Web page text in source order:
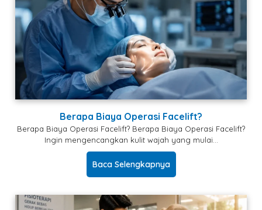
Berapa Biaya Operasi Facelift?
Berapa Biaya Operasi Facelift? Berapa Biaya Operasi Facelift?
Ingin mengencangkan kulit wajah yang mulai…
Baca Selengkapnya